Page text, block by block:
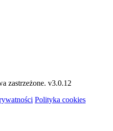
zastrzeżone. v3.0.12
Polityka cookies